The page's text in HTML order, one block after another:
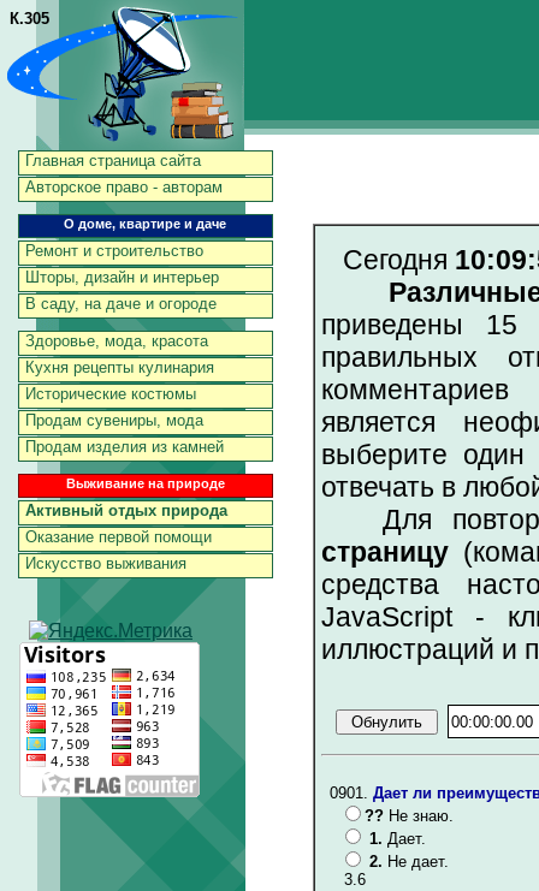
К.305
Главная страница сайта
Авторское право - авторам
О доме, квартире и даче
Ремонт и строительство
Шторы, дизайн и интерьер
В саду, на даче и огороде
Здоровье, мода, красота
Кухня рецепты кулинария
Исторические костюмы
Продам сувениры, мода
Продам изделия из камней
Выживание на природе
Активный отдых природа
Оказание первой помощи
Искусство выживания
Сегодня
приведены
правильных
комментариев
является
выберите
отвечать в
Для
страницу
средства
JavaScript -
иллюстраций и
0901. Дает ли
?? Не знаю.
1. Дает.
2. Не дает.
3.6